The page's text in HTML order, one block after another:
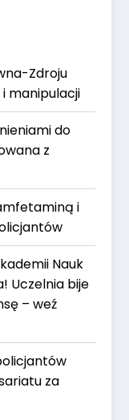
Zdroju
manipulacji
do
z
i
Nauk
Uczelnia bije
– weź
za